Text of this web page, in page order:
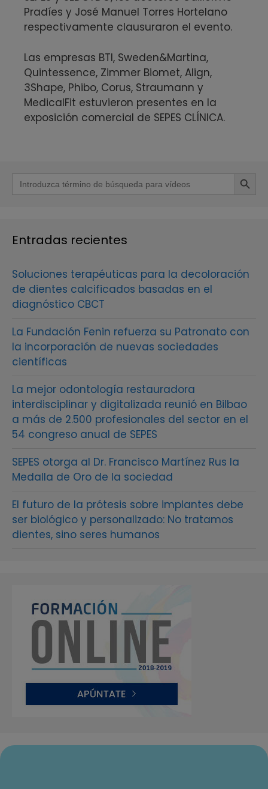
Pradíes y José Manuel Torres Hortelano
respectivamente clausuraron el evento.
Las empresas BTI, Sweden&Martina,
Quintessence, Zimmer Biomet, Align,
3Shape, Phibo, Corus, Straumann y
MedicalFit estuvieron presentes en la
exposición comercial de SEPES CLÍNICA.
Buscar: Botón de
Entradas recientes
Soluciones terapéuticas para la decoloración
de dientes calcificados basadas en el
diagnóstico CBCT
La Fundación Fenin refuerza su Patronato con
la incorporación de nuevas sociedades
científicas
La mejor odontología restauradora
interdisciplinar y digitalizada reunió en Bilbao
a más de 2.500 profesionales del sector en el
54 congreso anual de SEPES
SEPES otorga al Dr. Francisco Martínez Rus la
Medalla de Oro de la sociedad
El futuro de la prótesis sobre implantes debe
ser biológico y personalizado: No tratamos
dientes, sino seres humanos